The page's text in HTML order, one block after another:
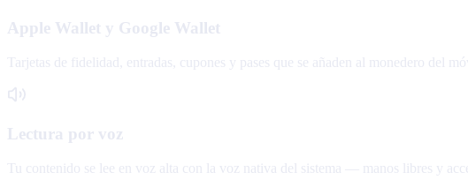
Apple Wallet y Google Wallet
Tarjetas de fidelidad, entradas, cupones y pases que se añaden al monedero del
Lectura por voz
Tu contenido se lee en voz alta con la voz nativa del sistema — manos libres y